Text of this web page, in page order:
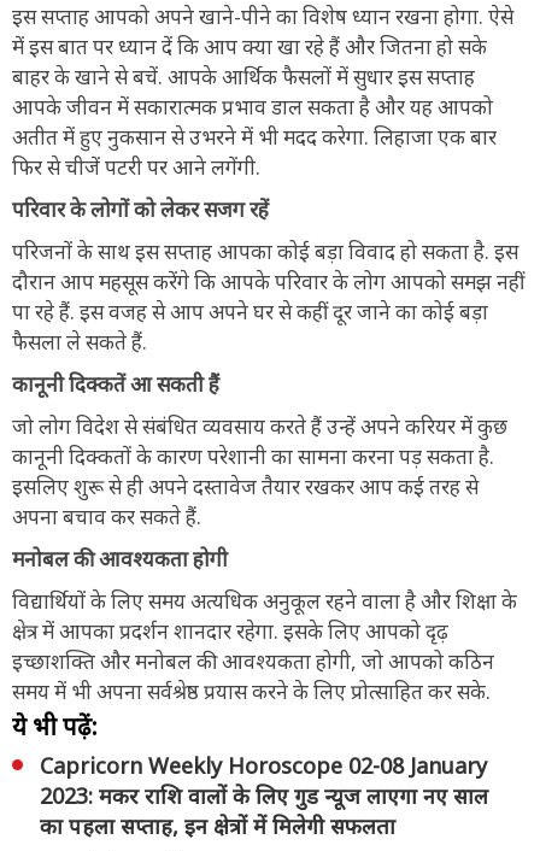
इस सप्ताह आपको अपने खाने-पीने का विशेष ध्यान रखना होगा. ऐसे
में इस बात पर ध्यान दें कि आप क्या खा रहे हैं और जितना हो सके
बाहर के खाने से बचें. आपके आर्थिक फैसलों में सुधार इस सप्ताह
आपके जीवन में सकारात्मक प्रभाव डाल सकता है और यह आपको
अतीत में हुए नुकसान से उभरने में भी मदद करेगा. लिहाजा एक बार
फिर से चीजें पटरी पर आने लगेंगी.
परिवार के लोगों को लेकर सजग रहें
परिजनों के साथ इस सप्ताह आपका कोई बड़ा विवाद हो सकता है. इस
दौरान आप महसूस करेंगे कि आपके परिवार के लोग आपको समझ नहीं
पा रहे हैं. इस वजह से आप अपने घर से कहीं दूर जाने का कोई बड़ा
फैसला ले सकते हैं.
कानूनी दिक्कतें आ सकती हैं
जो लोग विदेश से संबंधित व्यवसाय करते हैं उन्हें अपने करियर में कुछ
कानूनी दिक्कतों के कारण परेशानी का सामना करना पड़ सकता है.
इसलिए शुरू से ही अपने दस्तावेज तैयार रखकर आप कई तरह से
अपना बचाव कर सकते हैं.
मनोबल की आवश्यकता होगी
विद्यार्थियों के लिए समय अत्यधिक अनुकूल रहने वाला है और शिक्षा के
क्षेत्र में आपका प्रदर्शन शानदार रहेगा. इसके लिए आपको दृढ़
इच्छाशक्ति और मनोबल की आवश्यकता होगी, जो आपको कठिन
समय में भी अपना सर्वश्रेष्ठ प्रयास करने के लिए प्रोत्साहित कर सके.
ये भी पढ़ें:
Capricorn Weekly Horoscope 02-08 January
2023: मकर राशि वालों के लिए गुड न्यूज लाएगा नए साल
का पहला सप्ताह, इन क्षेत्रों में मिलेगी सफलता